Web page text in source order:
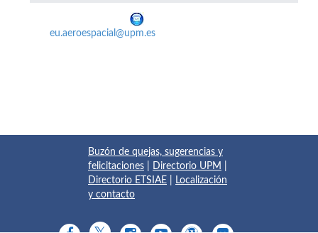
eu.aeroespacial@upm.es
Buzón de quejas, sugerencias y
felicitaciones
Directorio UPM
Directorio ETSIAE
Localización
y contacto